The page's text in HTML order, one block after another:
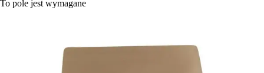
To pole jest wymagane